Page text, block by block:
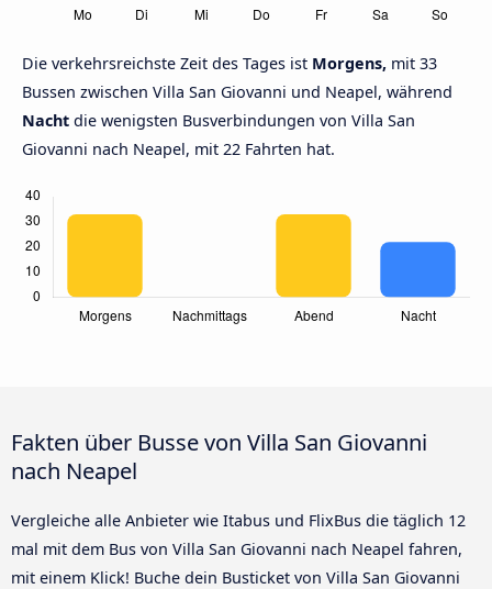
Die verkehrsreichste Zeit des Tages ist Morgens, mit 33
Bussen zwischen Villa San Giovanni und Neapel, während
Nacht die wenigsten Busverbindungen von Villa San
Giovanni nach Neapel, mit 22 Fahrten hat.
Fakten über Busse von Villa San Giovanni
nach Neapel
Vergleiche alle Anbieter wie Itabus und FlixBus die täglich 12
mal mit dem Bus von Villa San Giovanni nach Neapel fahren,
mit einem Klick! Buche dein Busticket von Villa San Giovanni